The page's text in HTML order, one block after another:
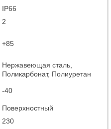
IP66
2
+85
Нержавеющая сталь,
Поликарбонат, Полиуретан
-40
Поверхностный
230